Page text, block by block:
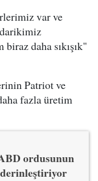
var ve
daha sıkışık"
Patriot ve
fazla üretim
ordusunun